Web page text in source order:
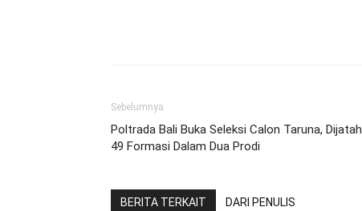
Sebelumnya
Poltrada Bali Buka Seleksi Calon Taruna, Dijatah
49 Formasi Dalam Dua Prodi
BERITA TERKAIT DARI PENULIS